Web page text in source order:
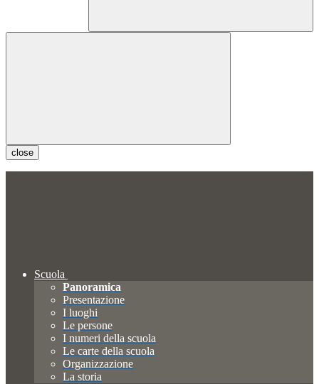
close
Scuola
Panoramica
Presentazione
I luoghi
Le persone
I numeri della scuola
Le carte della scuola
Organizzazione
La storia